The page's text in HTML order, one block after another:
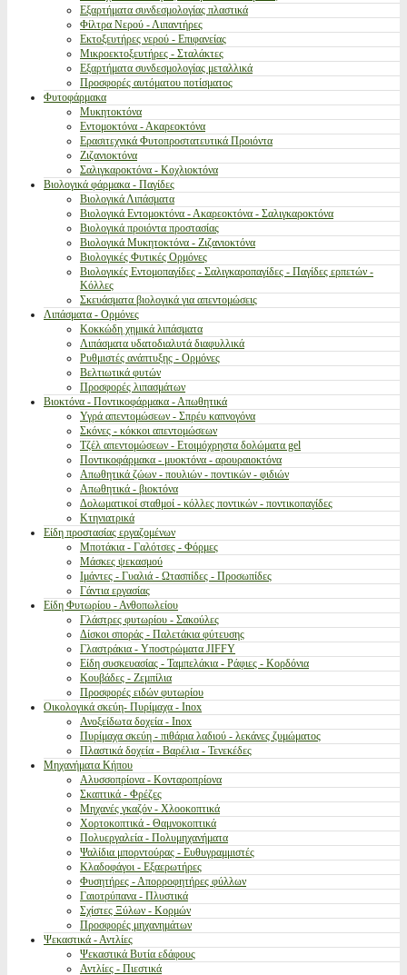
Εξαρτήματα συνδεσμολογίας πλαστικά
Φίλτρα Νερού - Λιπαντήρες
Εκτοξευτήρες νερού - Επιφανείας
Μικροεκτοξευτήρες - Σταλάκτες
Εξαρτήματα συνδεσμολογίας μεταλλικά
Προσφορές αυτόματου ποτίσματος
Φυτοφάρμακα
Μυκητοκτόνα
Εντομοκτόνα - Ακαρεοκτόνα
Ερασιτεχνικά Φυτοπροστατευτικά Προιόντα
Ζιζανιοκτόνα
Σαλιγκαροκτόνα - Κοχλιοκτόνα
Βιολογικά φάρμακα - Παγίδες
Βιολογικά Λιπάσματα
Βιολογικά Εντομοκτόνα - Ακαρεοκτόνα - Σαλιγκαροκτόνα
Βιολογικά προιόντα προστασίας
Βιολογικά Μυκητοκτόνα - Ζιζανιοκτόνα
Βιολογικές Φυτικές Ορμόνες
Βιολογικές Εντομοπαγίδες - Σαλιγκαροπαγίδες - Παγίδες ερπετών -
Κόλλες
Σκευάσματα βιολογικά για απεντομώσεις
Λιπάσματα - Ορμόνες
Κοκκώδη χημικά λιπάσματα
Λιπάσματα υδατοδιαλυτά διαφυλλικά
Ρυθμιστές ανάπτυξης - Ορμόνες
Βελτιωτικά φυτών
Προσφορές λιπασμάτων
Βιοκτόνα - Ποντικοφάρμακα - Απωθητικά
Υγρά απεντομώσεων - Σπρέυ καπνογόνα
Σκόνες - κόκκοι απεντομώσεων
Τζέλ απεντομώσεων - Ετοιμόχρηστα δολώματα gel
Ποντικοφάρμακα - μυοκτόνα - αρουραιοκτόνα
Απωθητικά ζώων - πουλιών - ποντικών - φιδιών
Απωθητικά - βιοκτόνα
Δολωματικοί σταθμοί - κόλλες ποντικών - ποντικοπαγίδες
Κτηνιατρικά
Είδη προστασίας εργαζομένων
Μποτάκια - Γαλότσες - Φόρμες
Μάσκες ψεκασμού
Ιμάντες - Γυαλιά - Ωτασπίδες - Προσωπίδες
Γάντια εργασίας
Είδη Φυτωρίου - Ανθοπωλείου
Γλάστρες φυτωρίου - Σακούλες
Δίσκοι σποράς - Παλετάκια φύτευσης
Γλαστράκια - Υποστρώματα JIFFY
Είδη συσκευασίας - Ταμπελάκια - Ράφιες - Κορδόνια
Κουβάδες - Ζεμπίλια
Προσφορές ειδών φυτωρίου
Οικολογικά σκεύη- Πυρίμαχα - Inox
Ανοξείδωτα δοχεία - Inox
Πυρίμαχα σκεύη - πιθάρια λαδιού - λεκάνες ζυμώματος
Πλαστικά δοχεία - Βαρέλια - Τενεκέδες
Μηχανήματα Κήπου
Αλυσσοπρίονα - Κονταροπρίονα
Σκαπτικά - Φρέζες
Μηχανές γκαζόν - Χλοοκοπτικά
Χορτοκοπτικά - Θαμνοκοπτικά
Πολυεργαλεία - Πολυμηχανήματα
Ψαλίδια μπορντούρας - Ευθυγραμμιστές
Κλαδοφάγοι - Εξαερωτήρες
Φυσητήρες - Απορροφητήρες φύλλων
Γαιοτρύπανα - Πλυστικά
Σχίστες Ξύλων - Κορμών
Προσφορές μηχανημάτων
Ψεκαστικά - Αντλίες
Ψεκαστικά Βυτία εδάφους
Αντλίες - Πιεστικά